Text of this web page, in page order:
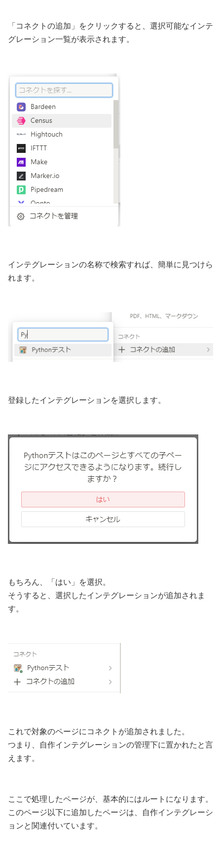
「コネクトの追加」をクリックすると、選択可能なインテ
グレーション一覧が表示されます。
インテグレーションの名称で検索すれば、簡単に見つけら
れます。
登録したインテグレーションを選択します。
もちろん、「はい」を選択。
そうすると、選択したインテグレーションが追加されま
す。
これで対象のページにコネクトが追加されました。
つまり、自作インテグレーションの管理下に置かれたと言
えます。
ここで処理したページが、基本的にはルートになります。
このページ以下に追加したページは、自作インテグレーシ
ョンと関連付いています。